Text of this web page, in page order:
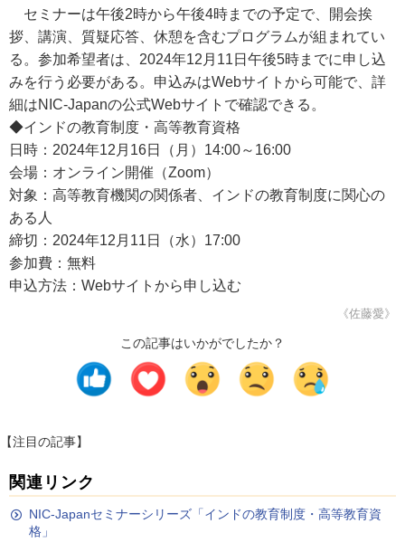
セミナーは午後2時から午後4時までの予定で、開会挨
拶、講演、質疑応答、休憩を含むプログラムが組まれてい
る。参加希望者は、2024年12月11日午後5時までに申し込
みを行う必要がある。申込みはWebサイトから可能で、詳
細はNIC-Japanの公式Webサイトで確認できる。
◆インドの教育制度・高等教育資格
日時：2024年12月16日（月）14:00～16:00
会場：オンライン開催（Zoom）
対象：高等教育機関の関係者、インドの教育制度に関心の
ある人
締切：2024年12月11日（水）17:00
参加費：無料
申込方法：Webサイトから申し込む
《佐藤愛》
この記事はいかがでしたか？
【注目の記事】
関連リンク
NIC-Japanセミナーシリーズ「インドの教育制度・高等教育資
格」